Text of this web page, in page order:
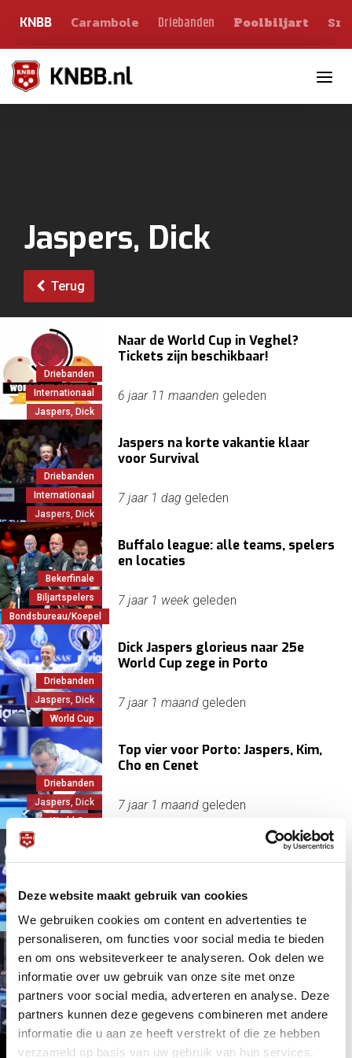
Deze website maakt gebruik van cookies
We gebruiken cookies om content en advertenties te
personaliseren, om functies voor social media te bieden
en om ons websiteverkeer te analyseren. Ook delen we
informatie over uw gebruik van onze site met onze
partners voor social media, adverteren en analyse. Deze
partners kunnen deze gegevens combineren met andere
informatie die u aan ze heeft verstrekt of die ze hebben
verzameld op basis van uw gebruik van hun services.
KNBB Carambole Driebanden Poolbiljart
Jaspers, Dick
Terug
Driebanden
Internationaal
Jaspers, Dick
Naar de World Cup in Veghel?
Tickets zijn beschikbaar!
6 jaar 11 maanden geleden
Driebanden
Internationaal
Jaspers, Dick
Jaspers na korte vakantie klaar
voor Survival
7 jaar 1 dag geleden
Bekerfinale
Biljartspelers
Bondsbureau/Koepel
Buffalo league: alle teams, spelers
en locaties
7 jaar 1 week geleden
Driebanden
Jaspers, Dick
World Cup
Dick Jaspers glorieus naar 25e
World Cup zege in Porto
7 jaar 1 maand geleden
Driebanden
Jaspers, Dick
World Cup
Top vier voor Porto: Jaspers, Kim,
Cho en Cenet
7 jaar 1 maand geleden
World Cup
Jaspers met beste gemiddelde
naar knock-outs in Porto
7 jaar 1 maand
Dick Jaspers start zijn missie tegen
Franse belofte
7 jaar 1 maand geleden